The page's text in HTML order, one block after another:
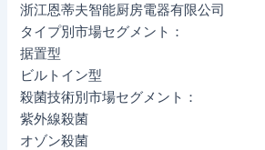
浙江恩蒂夫智能厨房電器有限公司
タイプ別市場セグメント：
据置型
ビルトイン型
殺菌技術別市場セグメント：
紫外線殺菌
オゾン殺菌